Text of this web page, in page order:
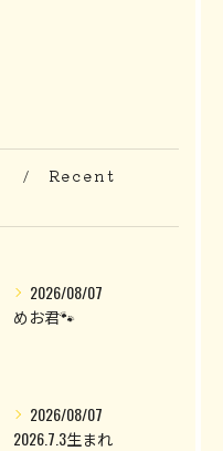
Recent
2026/08/07
めお君🐾
2026/08/07
2026.7.3生まれ